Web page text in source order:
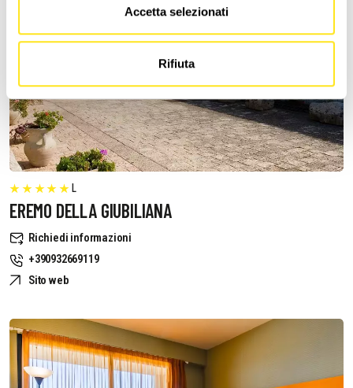
Accetta selezionati
Rifiuta
L
EREMO DELLA GIUBILIANA
Richiedi informazioni
+390932669119
Sito web